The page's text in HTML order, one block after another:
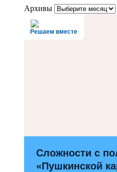
Архивы
Решаем вместе
Сложности с
«Пушкинской